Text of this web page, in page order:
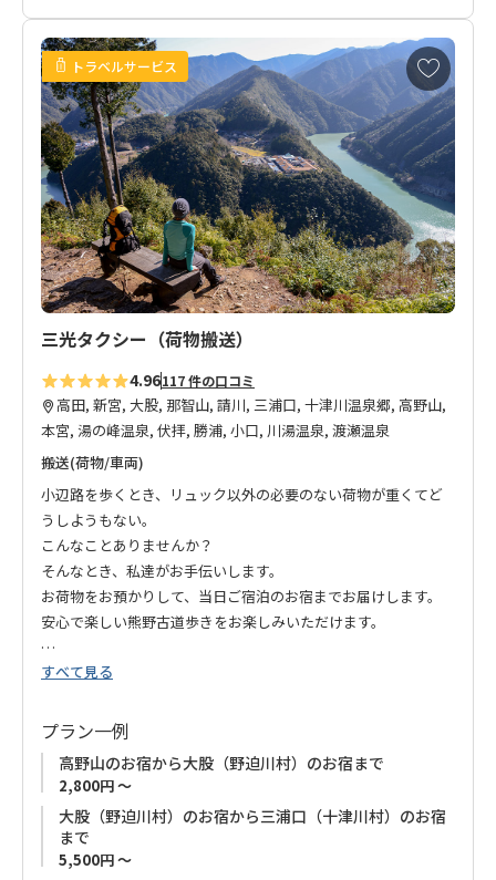
トラベルサービス
お
気
に
入
り
に
追
加
三光タクシー（荷物搬送）
4.96117 件の口コミ
高田, 新宮, 大股, 那智山, 請川, 三浦口, 十津川温泉郷, 高野山,
本宮, 湯の峰温泉, 伏拝, 勝浦, 小口, 川湯温泉, 渡瀬温泉
搬送(荷物/車両)
小辺路を歩くとき、リュック以外の必要のない荷物が重くてど
うしようもない。
こんなことありませんか？
そんなとき、私達がお手伝いします。
お荷物をお預かりして、当日ご宿泊のお宿までお届けします。
安心で楽しい熊野古道歩きをお楽しみいただけます。
【ご注意】
の発着の荷物搬送は対応できません。
荷物搬送は募集型企画旅行ではありません。特別補償の対象外
となります。
すべて見る
プラン一例
高野山のお宿から大股（野迫川村）のお宿まで
2,800円 ～
大股（野迫川村）のお宿から三浦口（十津川村）のお宿
まで
5,500円 ～